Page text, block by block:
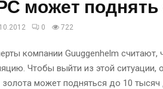
может поднять
0 722
компании Guuggenhelm
Чтобы выйти из этой ситуации,
золота может подняться до 10 тысяч